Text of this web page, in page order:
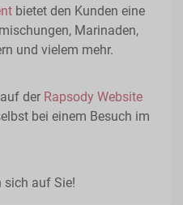
bietet den Kunden eine
Marinaden,
und vielem mehr.
der Rapsody Website
bei einem Besuch im
sich auf Sie!